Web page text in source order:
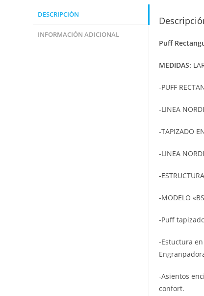
DESCRIPCIÓN
INFORMACIÓN ADICIONAL
Puff
MEDIDAS:
-PUFF
-LINEA
-TAPIZADO
-LINEA
-
-MODELO
-Puff
-Estuctura
-Asientos
confort.